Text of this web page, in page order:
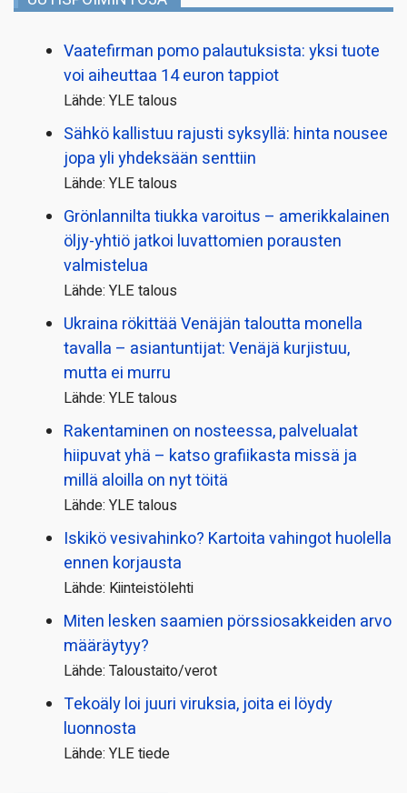
Vaatefirman pomo palautuksista: yksi tuote
voi aiheuttaa 14 euron tappiot
Lähde: YLE talous
Sähkö kallistuu rajusti syksyllä: hinta nousee
jopa yli yhdeksään senttiin
Lähde: YLE talous
Grönlannilta tiukka varoitus – amerikkalainen
öljy-yhtiö jatkoi luvattomien porausten
valmistelua
Lähde: YLE talous
Ukraina rökittää Venäjän taloutta monella
tavalla – asiantuntijat: Venäjä kurjistuu,
mutta ei murru
Lähde: YLE talous
Rakentaminen on nosteessa, palvelualat
hiipuvat yhä – katso grafiikasta missä ja
millä aloilla on nyt töitä
Lähde: YLE talous
Iskikö vesivahinko? Kartoita vahingot huolella
ennen korjausta
Lähde: Kiinteistölehti
Miten lesken saamien pörssi­osakkeiden arvo
määräytyy?
Lähde: Taloustaito/verot
Tekoäly loi juuri viruksia, joita ei löydy
luonnosta
Lähde: YLE tiede